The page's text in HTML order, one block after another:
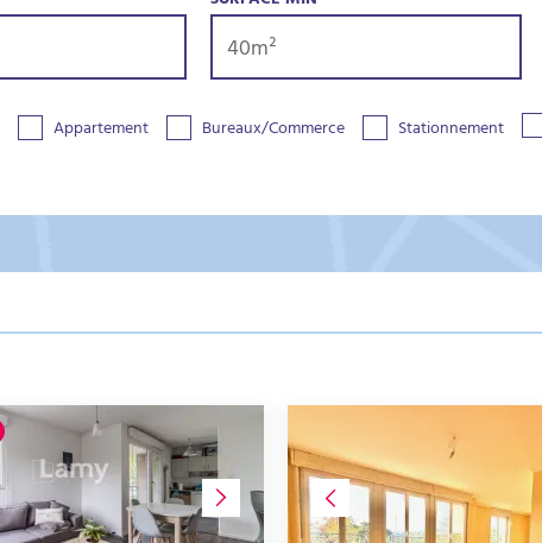
Appartement Bureaux/Commerce Stationnement